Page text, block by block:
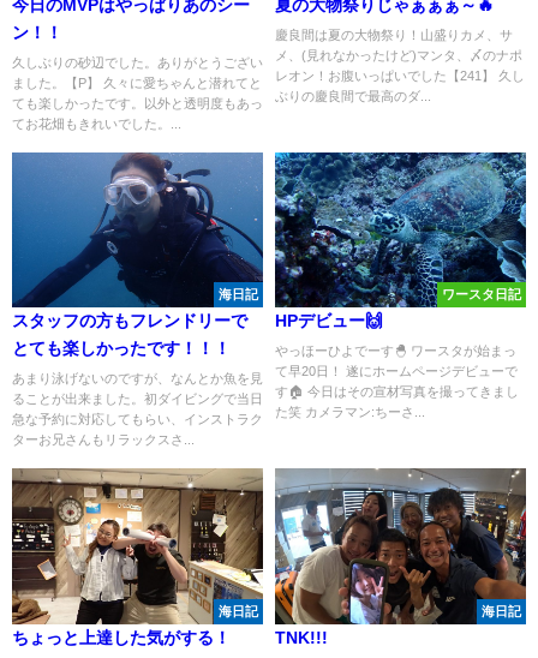
今日のMVPはやっぱりあのシー
ン！！
久しぶりの砂辺でした。ありがとうござい
ました。【P】 久々に愛ちゃんと潜れてと
ても楽しかったです。以外と透明度もあっ
てお花畑もきれいでした。...
夏の大物祭りじゃぁぁぁ～🔥
慶良間は夏の大物祭り！山盛りカメ、サ
メ、(見れなかったけど)マンタ、〆のナポ
レオン！お腹いっぱいでした【241】 久し
ぶりの慶良間で最高のダ...
海日記
スタッフの方もフレンドリーで
とても楽しかったです！！！
あまり泳げないのですが、なんとか魚を見
ることが出来ました。初ダイビングで当日
急な予約に対応してもらい、インストラク
ターお兄さんもリラックスさ...
ワースタ日記
HPデビュー🙌
やっほーひよでーす🐣 ワースタが始まっ
て早20日！ 遂にホームページデビューで
す🏠 今日はその宣材写真を撮ってきまし
た笑 カメラマン:ちーさ...
海日記
ちょっと上達した気がする！
海日記
TNK!!!